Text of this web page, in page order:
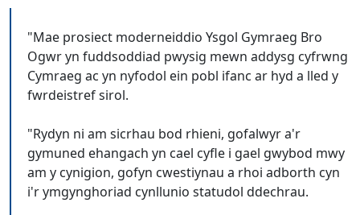
"Mae prosiect moderneiddio Ysgol Gymraeg Bro
Ogwr yn fuddsoddiad pwysig mewn addysg cyfrwng
Cymraeg ac yn nyfodol ein pobl ifanc ar hyd a lled y
fwrdeistref sirol.
"Rydyn ni am sicrhau bod rhieni, gofalwyr a'r
gymuned ehangach yn cael cyfle i gael gwybod mwy
am y cynigion, gofyn cwestiynau a rhoi adborth cyn
i'r ymgynghoriad cynllunio statudol ddechrau.